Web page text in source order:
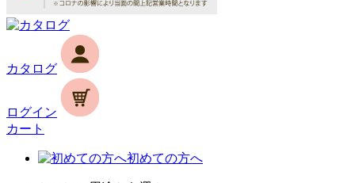
カタログ
ログイン
カート
初めての方へ